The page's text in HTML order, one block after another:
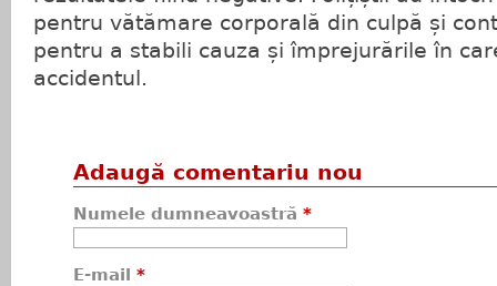
pentru vătămare corporală din culpă și
pentru a stabili cauza și împrejurările în
accidentul.
Adaugă comentariu nou
Numele dumneavoastră *
E-mail *